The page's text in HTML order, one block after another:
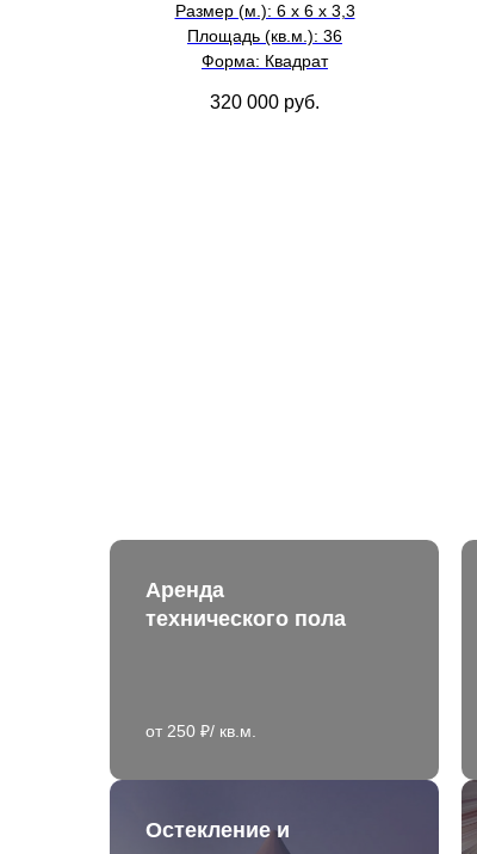
Размер (м.): 6 х 6 х 3,3
Площадь (кв.м.): 36
Форма: Квадрат
320 000 руб.
Аренда
технического пола
от 250 ₽/ кв.м.
Остекление и